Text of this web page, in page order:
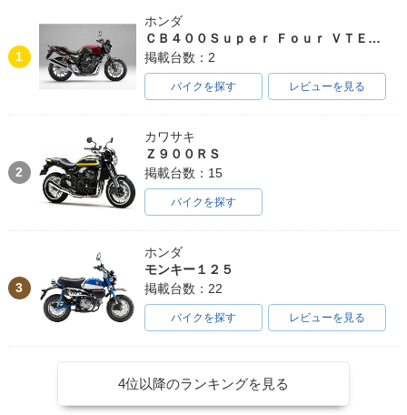
1
ホンダ
ＣＢ４００Ｓｕｐｅｒ Ｆｏｕｒ ＶＴＥＣ ＳＰＥＣ３
掲載台数：2
バイクを探す レビューを見る
2
カワサキ
Ｚ９００ＲＳ
掲載台数：15
バイクを探す
3
ホンダ
モンキー１２５
掲載台数：22
バイクを探す レビューを見る
4位以降のランキングを見る